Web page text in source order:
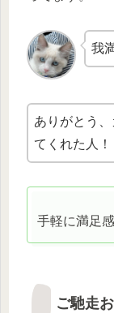
我
ありがとう
てくれた人！
手軽に満足
ご馳走